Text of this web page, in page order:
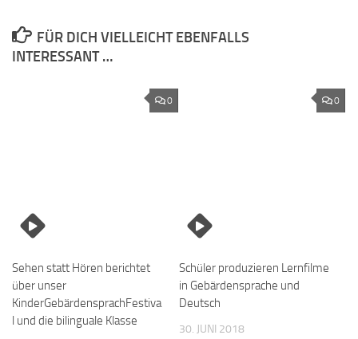
FÜR DICH VIELLEICHT EBENFALLS
INTERESSANT …
0
Sehen statt Hören berichtet
über unser
KinderGebärdensprachFestiva
l und die bilinguale Klasse
0
Schüler produzieren Lernfilme
in Gebärdensprache und
Deutsch
30. JUNI 2018